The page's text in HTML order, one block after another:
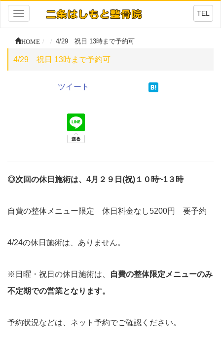
Toggle
navigation
TEL
HOME 4/29 祝日 13時まで予約可
4/29 祝日 13時まで予約可
ツイート
◎次回の休日施術は、4月２９日(祝)１０時~1３時
自費の整体メニュー限定 休日料金なし5200円 要予約
4/24の休日施術は、ありません。
※日曜・祝日の休日施術は、
自費の整体限定メニューのみ
不定期での営業となります。
予約状況などは、ネット予約でご確認ください。